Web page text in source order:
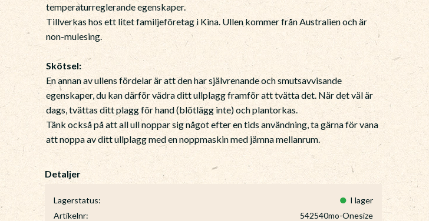
Lagerstatus
I lager
Artikelnr
542540mo-Onesize
temperaturreglerande egenskaper.
Tillverkas hos ett litet familjeföretag i Kina. Ullen kommer från Australien och är
non-mulesing.
Skötsel:
En annan av ullens fördelar är att den har självrenande och smutsavvisande
egenskaper, du kan därför vädra ditt ullplagg framför att tvätta det. När det väl är
dags, tvättas ditt plagg för hand (blötlägg inte) och plantorkas.
Tänk också på att all ull noppar sig något efter en tids användning, ta gärna för vana
att noppa av ditt ullplagg med en noppmaskin med jämna mellanrum.